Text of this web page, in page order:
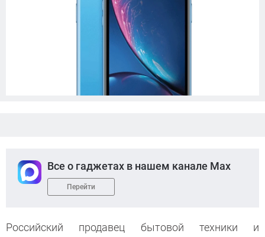
Все о гаджетах в нашем канале Max
Перейти
Российский продавец бытовой техники и